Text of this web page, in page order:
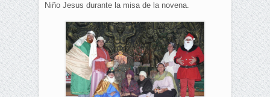
Niño Jesus durante la misa de la novena.